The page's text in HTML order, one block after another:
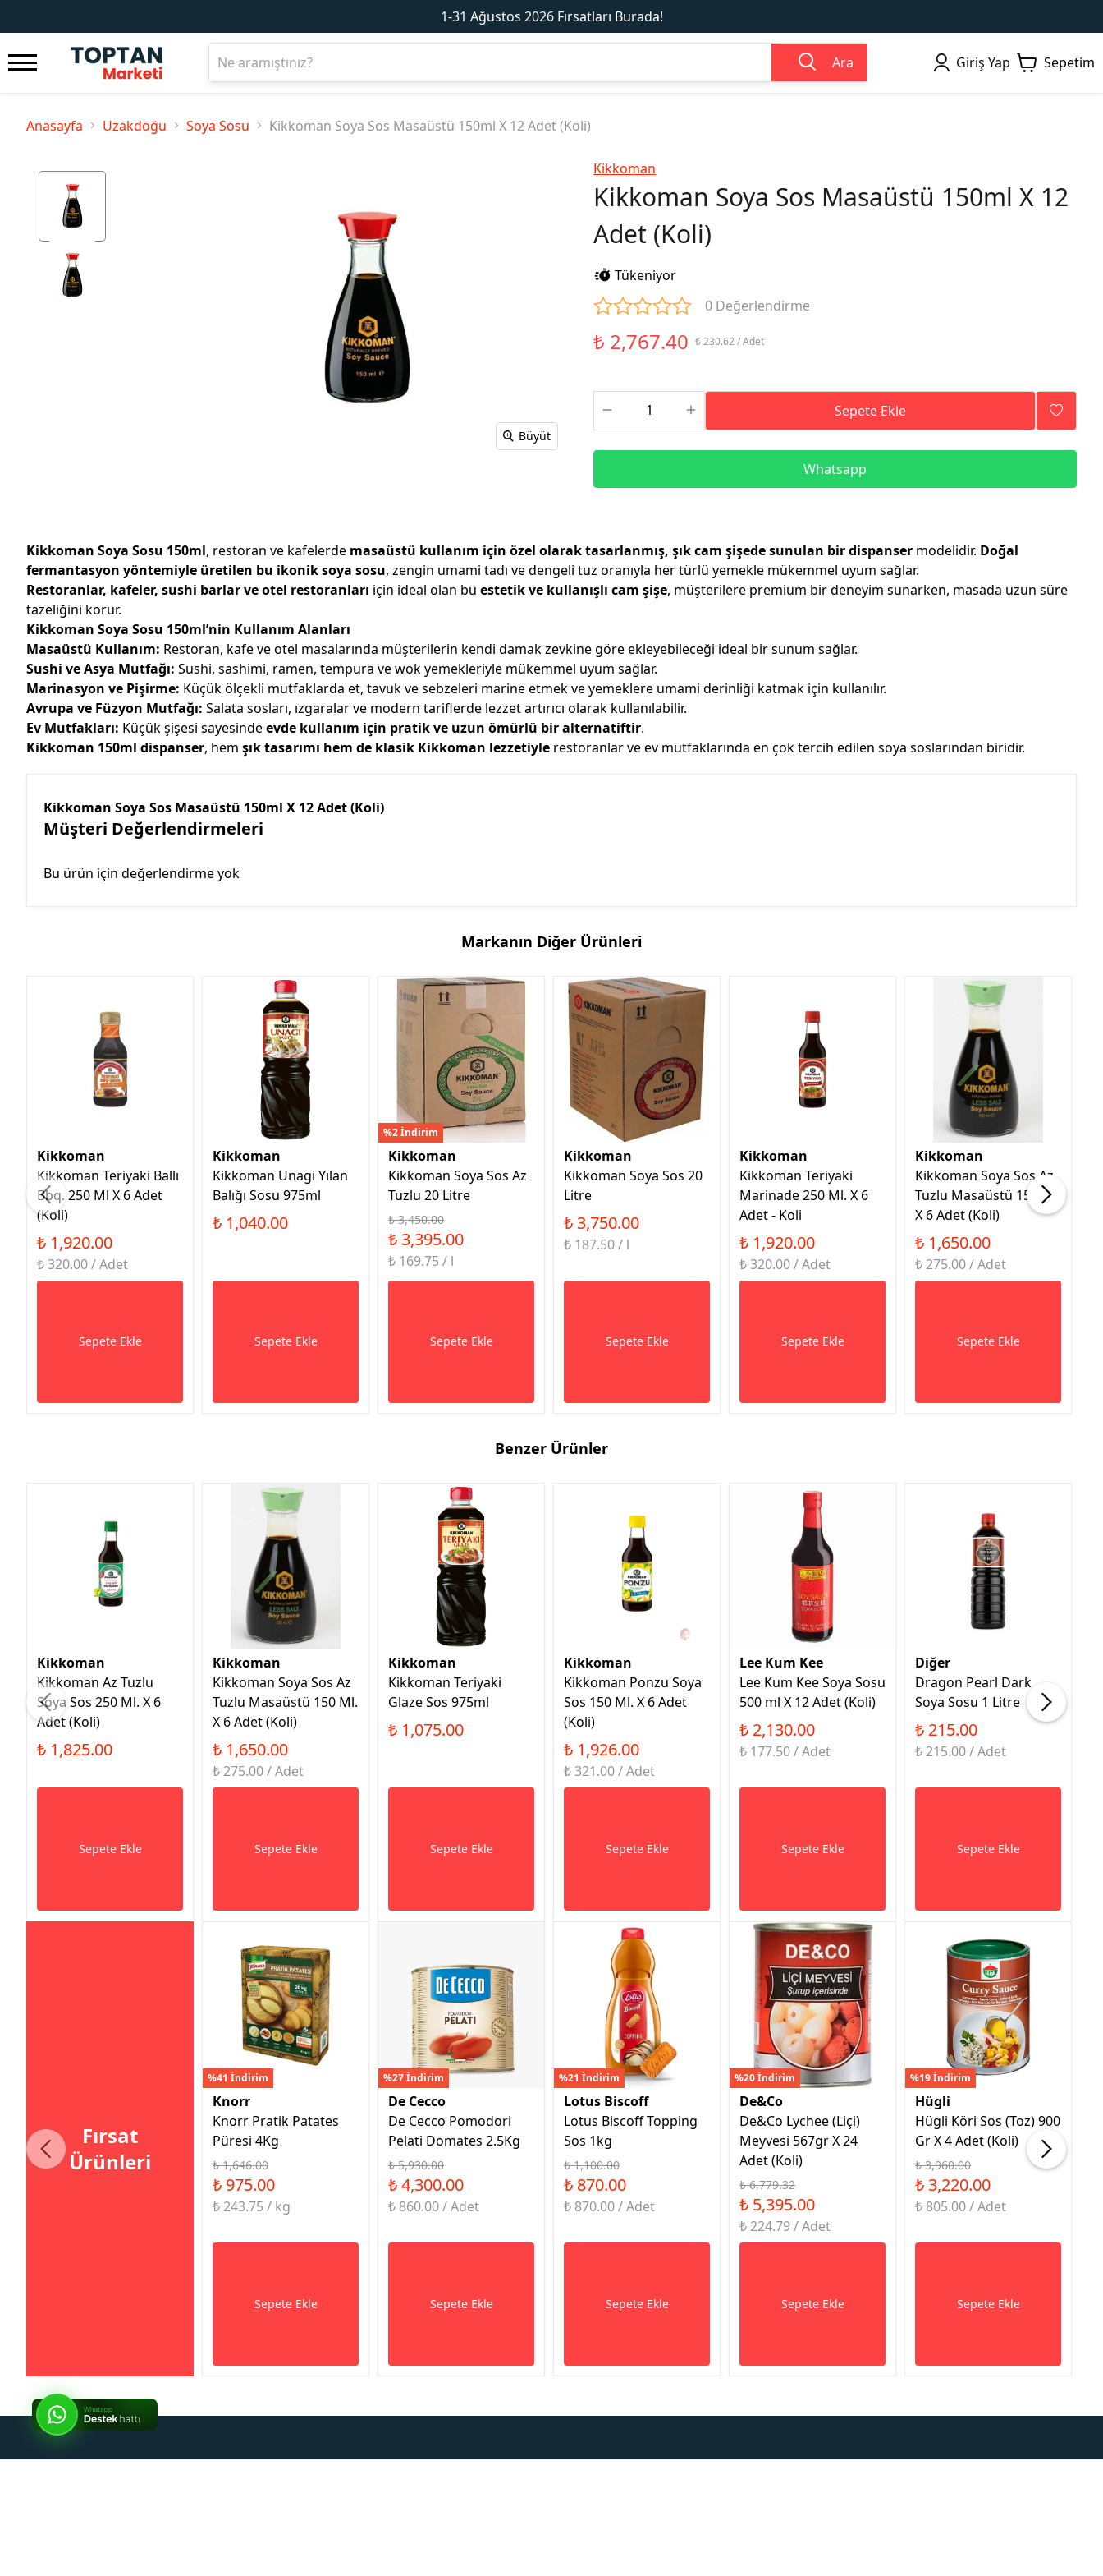
1-31 Ağustos 2026 Fırsatları Burada!
Ara Giriş Yap Sepetim
Anasayfa Uzakdoğu Soya Sosu Kikkoman Soya Sos Masaüstü 150ml X 12 Adet (Koli)
Büyüt
Kikkoman
Kikkoman Soya Sos Masaüstü 150ml X 12
Adet (Koli)
Tükeniyor
0 Değerlendirme
₺ 2,767.40 ₺ 230.62 / Adet
Sepete Ekle
Whatsapp
Kikkoman Soya Sosu 150ml, restoran ve kafelerde masaüstü kullanım için özel olarak tasarlanmış, şık cam şişede sunulan bir dispanser modelidir. Doğal
fermantasyon yöntemiyle üretilen bu ikonik soya sosu, zengin umami tadı ve dengeli tuz oranıyla her türlü yemekle mükemmel uyum sağlar.
Restoranlar, kafeler, sushi barlar ve otel restoranları için ideal olan bu estetik ve kullanışlı cam şişe, müşterilere premium bir deneyim sunarken, masada uzun süre
tazeliğini korur.
Kikkoman Soya Sosu 150ml’nin Kullanım Alanları
Masaüstü Kullanım: Restoran, kafe ve otel masalarında müşterilerin kendi damak zevkine göre ekleyebileceği ideal bir sunum sağlar.
Sushi ve Asya Mutfağı: Sushi, sashimi, ramen, tempura ve wok yemekleriyle mükemmel uyum sağlar.
Marinasyon ve Pişirme: Küçük ölçekli mutfaklarda et, tavuk ve sebzeleri marine etmek ve yemeklere umami derinliği katmak için kullanılır.
Avrupa ve Füzyon Mutfağı: Salata sosları, ızgaralar ve modern tariflerde lezzet artırıcı olarak kullanılabilir.
Ev Mutfakları: Küçük şişesi sayesindeevde kullanım için pratik ve uzun ömürlü bir alternatiftir.
Kikkoman 150ml dispanser, hem şık tasarımı hem de klasik Kikkoman lezzetiyle restoranlar ve ev mutfaklarında en çok tercih edilen soya soslarından biridir.
Kikkoman Soya Sos Masaüstü 150ml X 12 Adet (Koli)
Müşteri Değerlendirmeleri
Bu ürün için değerlendirme yok
Markanın Diğer Ürünleri
Kikkoman
Kikkoman Teriyaki Ballı
Bbq. 250 Ml X 6 Adet
(Koli)
₺ 1,920.00
₺ 320.00 / Adet
Sepete Ekle
Kikkoman
Kikkoman Unagi Yılan
Balığı Sosu 975ml
₺ 1,040.00
Sepete Ekle
%2 İndirim
Kikkoman
Kikkoman Soya Sos Az
Tuzlu 20 Litre
₺ 3,450.00
₺ 3,395.00
₺ 169.75 / l
Sepete Ekle
Kikkoman
Kikkoman Soya Sos 20
Litre
₺ 3,750.00
₺ 187.50 / l
Sepete Ekle
Kikkoman
Kikkoman Teriyaki
Marinade 250 Ml. X 6
Adet - Koli
₺ 1,920.00
₺ 320.00 / Adet
Sepete Ekle
Kikkoman
Kikkoman Soya Sos Az
Tuzlu Masaüstü 150 Ml.
X 6 Adet (Koli)
₺ 1,650.00
₺ 275.00 / Adet
Sepete Ekle
Benzer Ürünler
Kikkoman
Kikkoman Az Tuzlu
Soya Sos 250 Ml. X 6
Adet (Koli)
₺ 1,825.00
Sepete Ekle
Kikkoman
Kikkoman Soya Sos Az
Tuzlu Masaüstü 150 Ml.
X 6 Adet (Koli)
₺ 1,650.00
₺ 275.00 / Adet
Sepete Ekle
Kikkoman
Kikkoman Teriyaki
Glaze Sos 975ml
₺ 1,075.00
Sepete Ekle
Kikkoman
Kikkoman Ponzu Soya
Sos 150 Ml. X 6 Adet
(Koli)
₺ 1,926.00
₺ 321.00 / Adet
Sepete Ekle
Lee Kum Kee
Lee Kum Kee Soya Sosu
500 ml X 12 Adet (Koli)
₺ 2,130.00
₺ 177.50 / Adet
Sepete Ekle
Diğer
Dragon Pearl Dark
Soya Sosu 1 Litre
₺ 215.00
₺ 215.00 / Adet
Sepete Ekle
Fırsat
Ürünleri
%41 İndirim
Knorr
Knorr Pratik Patates
Püresi 4Kg
₺ 1,646.00
₺ 975.00
₺ 243.75 / kg
Sepete Ekle
%27 İndirim
De Cecco
De Cecco Pomodori
Pelati Domates 2.5Kg
₺ 5,930.00
₺ 4,300.00
₺ 860.00 / Adet
Sepete Ekle
%21 İndirim
Lotus Biscoff
Lotus Biscoff Topping
Sos 1kg
₺ 1,100.00
₺ 870.00
₺ 870.00 / Adet
Sepete Ekle
%20 İndirim
De&Co
De&Co Lychee (Liçi)
Meyvesi 567gr X 24
Adet (Koli)
₺ 6,779.32
₺ 5,395.00
₺ 224.79 / Adet
Sepete Ekle
%19 İndirim
Hügli
Hügli Köri Sos (Toz) 900
Gr X 4 Adet (Koli)
₺ 3,960.00
₺ 3,220.00
₺ 805.00 / Adet
Sepete Ekle